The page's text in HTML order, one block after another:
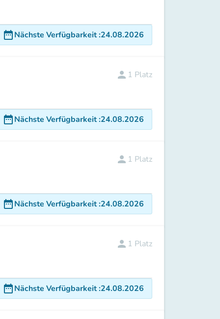
date_rangeNächste Verfügbarkeit:24.08.2026
person 1 Platz
date_rangeNächste Verfügbarkeit:24.08.2026
person 1 Platz
date_rangeNächste Verfügbarkeit:24.08.2026
person 1 Platz
date_rangeNächste Verfügbarkeit:24.08.2026